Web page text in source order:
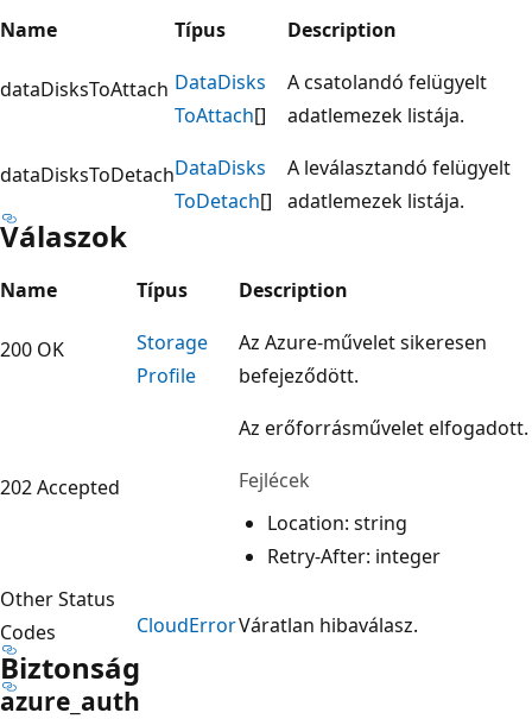
Name Típus Description
dataDisksToAttach DataDisks
ToAttach[]
A csatolandó felügyelt
adatlemezek listája.
dataDisksToDetachDataDisks
ToDetach[]
A leválasztandó felügyelt
adatlemezek listája.
Válaszok
Name Típus Description
200 OK
Storage
Profile
Az Azure-művelet sikeresen
befejeződött.
202 Accepted
Az erőforrásművelet elfogadott.
Fejlécek
Location: string
Retry-After: integer
Other Status
Codes
CloudErrorVáratlan hibaválasz.
Biztonság
azure_auth